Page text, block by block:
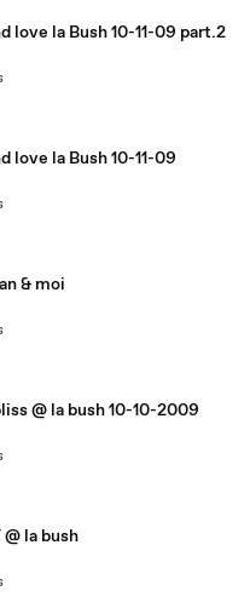
love la Bush 10-11-09 part.2
love la Bush 10-11-09
& moi
@ la bush 10-10-2009
la bush